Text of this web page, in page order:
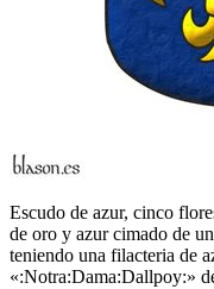
Escudo de azur, cinco
de oro y azur cimado de
teniendo una filacteria de
«:Notra:Dama:Dallpoy:»